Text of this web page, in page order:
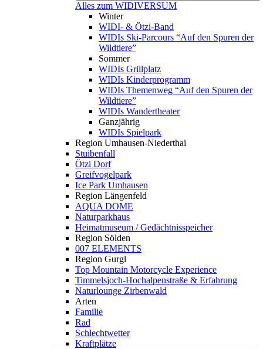
Alles zum WIDIVERSUM
Winter
WIDI- & Ötzi-Band
WIDIs Ski-Parcours “Auf den Spuren der
Wildtiere”
Sommer
WIDIs Grillplatz
WIDIs Kinderprogramm
WIDIs Themenweg “Auf den Spuren der
Wildtiere”
WIDIs Wandertheater
Ganzjährig
WIDIs Spielpark
Region Umhausen-Niederthai
Stuibenfall
Ötzi Dorf
Greifvogelpark
Ice Park Umhausen
Region Längenfeld
AQUA DOME
Naturparkhaus
Heimatmuseum / Gedächtnisspeicher
Region Sölden
007 ELEMENTS
Region Gurgl
Top Mountain Motorcycle Experience
Timmelsjoch-Hochalpenstraße & Erfahrung
Naturlounge Zirbenwald
Arten
Familie
Rad
Schlechtwetter
Kraftplätze